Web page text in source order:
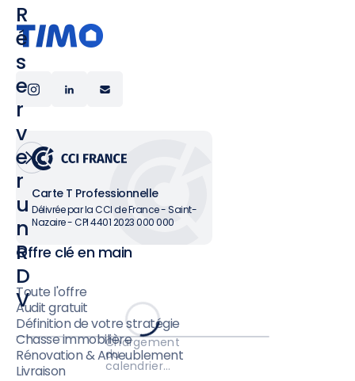
R
é
s
e
r
v
e
r
u
n
R
D
V
Chargement
du
calendrier…
Carte T Professionnelle
Délivrée par la CCI de France - Saint-
Nazaire - CPI 4401 2023 000 000
Offre clé en main
Toute l'offre
Audit gratuit
Définition de votre stratégie
Chasse immobilière
Rénovation & Ameublement
Livraison